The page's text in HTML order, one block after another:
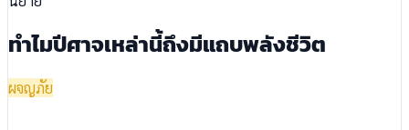
ทำไมปีศาจเหล่านี้ถึงมีแถบพลังชีวิต
ผจญภัย